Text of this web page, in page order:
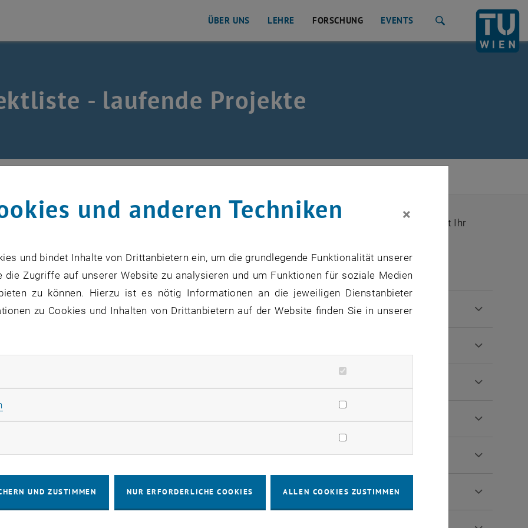
ÜBER UNS LEHRE FORSCHUNG EVENTS
- laufende Projekte
Sie die wichtigsten Informationen zu den einzelnen Projekten zusammengefasst. Ein Projekt hat Ihr
und anderen Techniken ×
und bindet Inhalte von Drittanbietern ein, um die grundlegende Funktionalität unserer
Zugriffe auf unserer Website zu analysieren und um Funktionen für soziale Medien
zu können. Hierzu ist es nötig Informationen an die jeweiligen Dienstanbieter
zu Cookies und Inhalten von Drittanbietern auf der Website finden Sie in unserer
Cookies zulassen
UND ZUSTIMMEN NUR ERFORDERLICHE COOKIES ALLEN COOKIES ZUSTIMMEN